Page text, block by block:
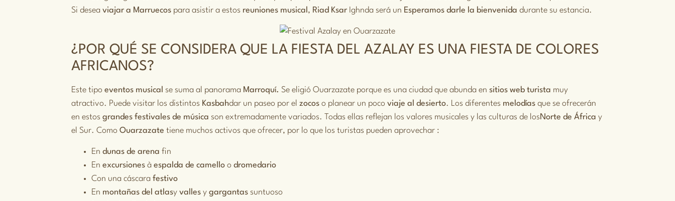
Si deseaviajar a Marruecos para asistir a estos reuniones musical , Riad Ksar Ighnda será un Esperamos darle la bienvenida durante su estancia.
¿POR QUÉ SE CONSIDERA QUE LA FIESTA DEL AZALAY ES UNA FIESTA DE COLORES
AFRICANOS?
Este tipoeventos musicalse suma al panorama Marroquí.Se eligió Ouarzazate porque es una ciudad que abunda ensitios web turista muy
atractivo. Puede visitar los distintos Kasbahdar un paseo por elzocoso planear un poco viaje al desierto. Los diferentes melodíasque se ofrecerán
en estosgrandes festivales de músicason extremadamente variados. Todas ellas reflejan los valores musicales y las culturas de losNorte de Áfricay
el Sur. ComoOuarzazate tiene muchos activos que ofrecer, por lo que los turistas pueden aprovechar :
Endunas de arena fin
Enexcursionesàespalda de camello odromedario
Con una cáscarafestivo
En montañas del atlasyvalles ygargantas suntuoso